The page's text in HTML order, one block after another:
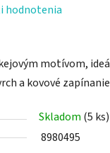
hodnotenia
motívom,
a kovové
Skladom (5 ks)
8980495